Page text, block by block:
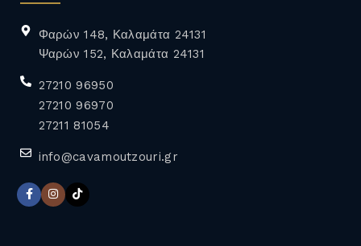
Φαρών 148, Καλαμάτα 24131
Ψαρών 152, Καλαμάτα 24131
27210 96950
27210 96970
27211 81054
info@cavamoutzouri.gr